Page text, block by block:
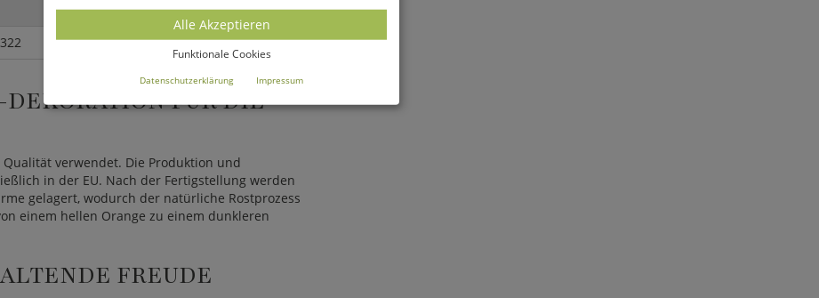
FÜR DIE
verwendet. Die Produktion und
in der EU. Nach der Fertigstellung werden
gelagert, wodurch der natürliche Rostprozess
einem hellen Orange zu einem dunkleren
FREUDE
Alle Akzeptieren
Funktionale Cookies
Datenschutzerklärung Impressum